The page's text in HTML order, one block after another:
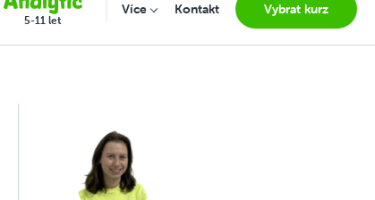
5-11 let
VíceSubmenu for "Více"
Kontakt Vybrat kurz